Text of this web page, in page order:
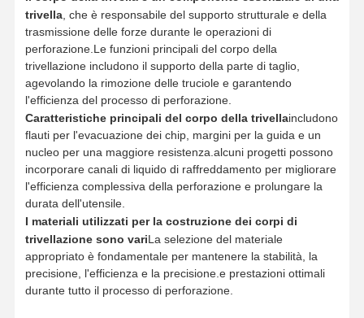
trivella, che è responsabile del supporto strutturale e della
trasmissione delle forze durante le operazioni di
perforazione.Le funzioni principali del corpo della
trivellazione includono il supporto della parte di taglio,
agevolando la rimozione delle truciole e garantendo
l'efficienza del processo di perforazione.
Caratteristiche principali del corpo della trivellaincludono
flauti per l'evacuazione dei chip, margini per la guida e un
nucleo per una maggiore resistenza.alcuni progetti possono
incorporare canali di liquido di raffreddamento per migliorare
l'efficienza complessiva della perforazione e prolungare la
durata dell'utensile.
I materiali utilizzati per la costruzione dei corpi di
trivellazione sono variLa selezione del materiale
appropriato è fondamentale per mantenere la stabilità, la
precisione, l'efficienza e la precisione.e prestazioni ottimali
durante tutto il processo di perforazione.